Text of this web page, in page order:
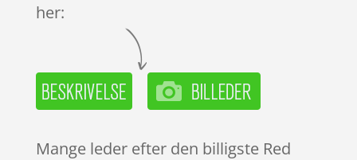
her:
Mange leder efter den billigste Red